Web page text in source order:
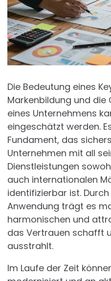
Die Bedeutung eines
Markenbildung und
eines Unternehmens
eingeschätzt werden.
Fundament, das
Unternehmen mit all
Dienstleistungen
auch internationalen
identifizierbar ist.
Anwendung trägt es
harmonischen und
das Vertrauen schafft
ausstrahlt.
Im Laufe der Zeit